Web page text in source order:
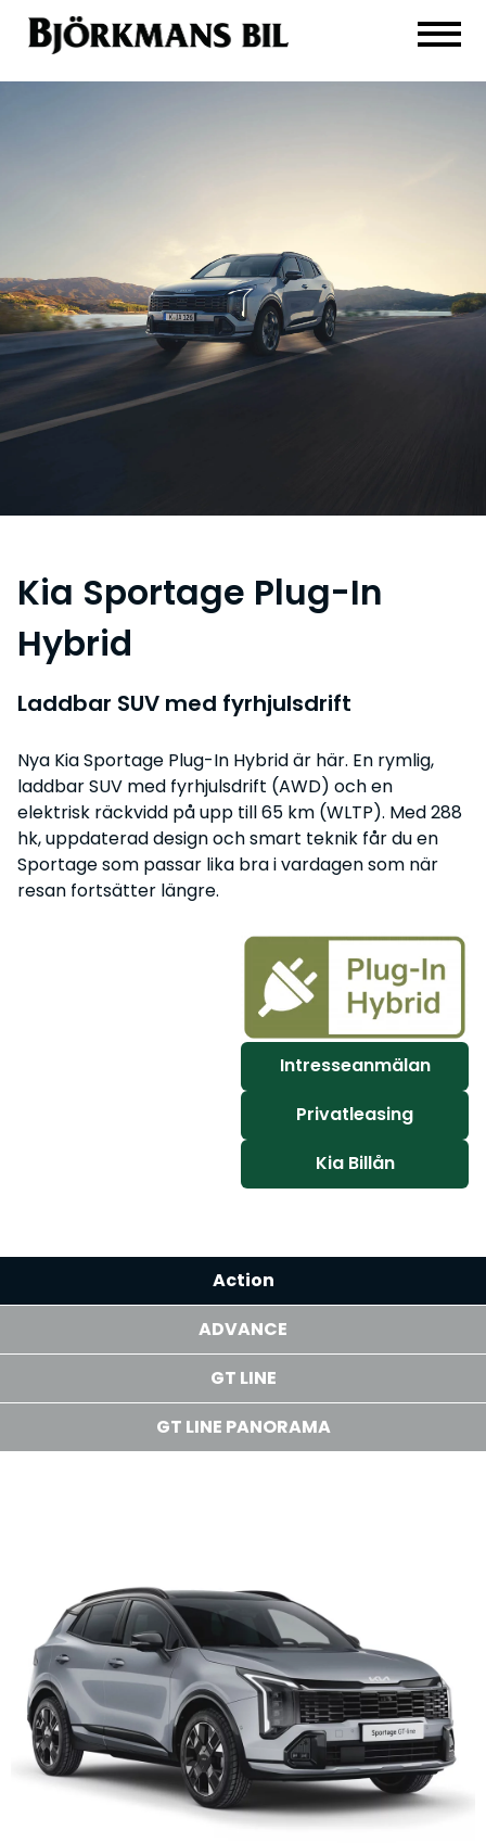
Kia Sportage Plug-In
Hybrid
Laddbar SUV med fyrhjulsdrift
Nya Kia Sportage Plug-In Hybrid är här. En rymlig,
laddbar SUV med fyrhjulsdrift (AWD) och en
elektrisk räckvidd på upp till 65 km (WLTP). Med 288
hk, uppdaterad design och smart teknik får du en
Sportage som passar lika bra i vardagen som när
resan fortsätter längre.
Intresseanmälan
Privatleasing
Kia Billån
Action
ADVANCE
GT LINE
GT LINE PANORAMA